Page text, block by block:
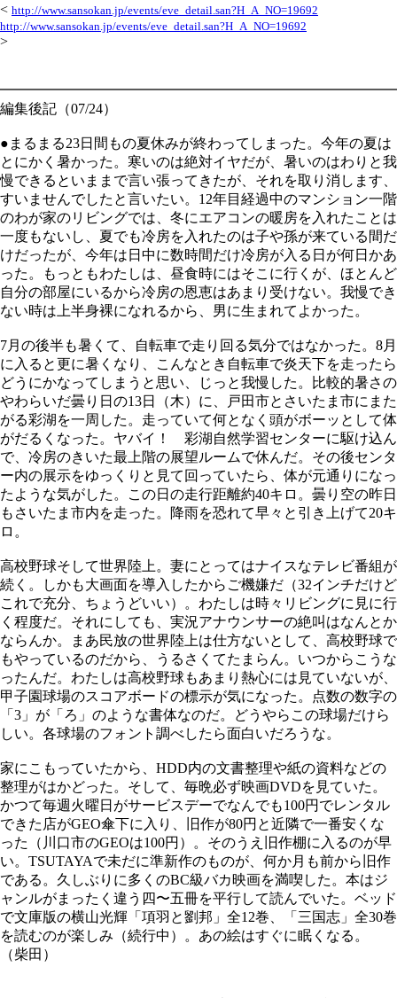
< http://www.sansokan.jp/events/eve_detail.san?H_A_NO=19692
http://www.sansokan.jp/events/eve_detail.san?H_A_NO=19692
>
編集後記（07/24）
●まるまる23日間もの夏休みが終わってしまった。今年の夏は
とにかく暑かった。寒いのは絶対イヤだが、暑いのはわりと我
慢できるといままで言い張ってきたが、それを取り消します、
すいませんでしたと言いたい。12年目経過中のマンション一階
のわが家のリビングでは、冬にエアコンの暖房を入れたことは
一度もないし、夏でも冷房を入れたのは子や孫が来ている間だ
けだったが、今年は日中に数時間だけ冷房が入る日が何日かあ
った。もっともわたしは、昼食時にはそこに行くが、ほとんど
自分の部屋にいるから冷房の恩恵はあまり受けない。我慢でき
ない時は上半身裸になれるから、男に生まれてよかった。
7月の後半も暑くて、自転車で走り回る気分ではなかった。8月
に入ると更に暑くなり、こんなとき自転車で炎天下を走ったら
どうにかなってしまうと思い、じっと我慢した。比較的暑さの
やわらいだ曇り日の13日（木）に、戸田市とさいたま市にまた
がる彩湖を一周した。走っていて何となく頭がボーッとして体
がだるくなった。ヤバイ！ 彩湖自然学習センターに駆け込ん
で、冷房のきいた最上階の展望ルームで休んだ。その後センタ
ー内の展示をゆっくりと見て回っていたら、体が元通りになっ
たような気がした。この日の走行距離約40キロ。曇り空の昨日
もさいたま市内を走った。降雨を恐れて早々と引き上げて20キ
ロ。
高校野球そして世界陸上。妻にとってはナイスなテレビ番組が
続く。しかも大画面を導入したからご機嫌だ（32インチだけど
これで充分、ちょうどいい）。わたしは時々リビングに見に行
く程度だ。それにしても、実況アナウンサーの絶叫はなんとか
ならんか。まあ民放の世界陸上は仕方ないとして、高校野球で
もやっているのだから、うるさくてたまらん。いつからこうな
ったんだ。わたしは高校野球もあまり熱心には見ていないが、
甲子園球場のスコアボードの標示が気になった。点数の数字の
「3」が「ろ」のような書体なのだ。どうやらこの球場だけら
しい。各球場のフォント調べしたら面白いだろうな。
家にこもっていたから、HDD内の文書整理や紙の資料などの
整理がはかどった。そして、毎晩必ず映画DVDを見ていた。
かつて毎週火曜日がサービスデーでなんでも100円でレンタル
できた店がGEO傘下に入り、旧作が80円と近隣で一番安くな
った（川口市のGEOは100円）。そのうえ旧作棚に入るのが早
い。TSUTAYAで未だに準新作のものが、何か月も前から旧作
である。久しぶりに多くのBC級バカ映画を満喫した。本はジ
ャンルがまったく違う四〜五冊を平行して読んでいた。ベッド
で文庫版の横山光輝「項羽と劉邦」全12巻、「三国志」全30巻
を読むのが楽しみ（続行中）。あの絵はすぐに眠くなる。
（柴田）